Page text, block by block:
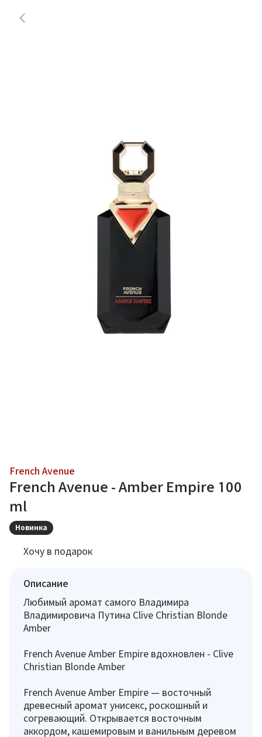
French Avenue
French Avenue - Amber Empire 100
ml
Новинка
Хочу в подарок
Описание
Любимый аромат самого Владимира
Владимировича Путина Clive Christian Blonde
Amber
French Avenue Amber Empire вдохновлен - Clive
Christian Blonde Amber
French Avenue Amber Empire — восточный
древесный аромат унисекс, роскошный и
согревающий. Открывается восточным
аккордом, кашемировым и ванильным деревом